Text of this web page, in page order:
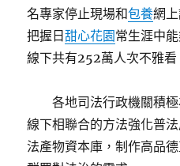
名專家停止現場和包養網
把握日甜心花園常生涯中
線下共有252萬人次不雅看
各地司法行政機關積
線下相聯合的方法強化普
法產物資本庫，制作高品